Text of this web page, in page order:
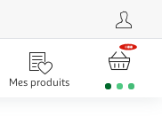
Mes produits